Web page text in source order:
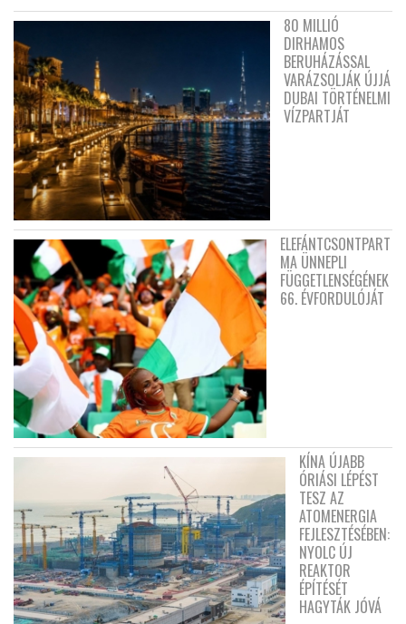
80 MILLIÓ
DIRHAMOS
BERUHÁZÁSSAL
VARÁZSOLJÁK ÚJJÁ
DUBAI TÖRTÉNELMI
VÍZPARTJÁT
ELEFÁNTCSONTPART
MA ÜNNEPLI
FÜGGETLENSÉGÉNEK
66. ÉVFORDULÓJÁT
KÍNA ÚJABB
ÓRIÁSI LÉPÉST
TESZ AZ
ATOMENERGIA
FEJLESZTÉSÉBEN:
NYOLC ÚJ
REAKTOR
ÉPÍTÉSÉT
HAGYTÁK JÓVÁ